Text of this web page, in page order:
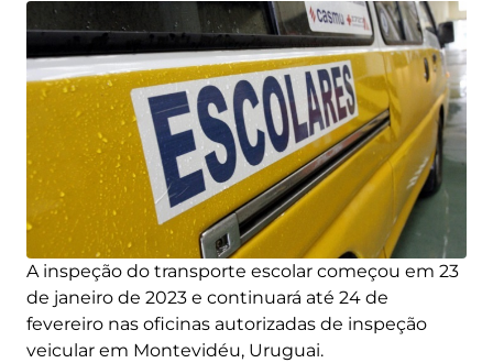
A inspeção do transporte escolar começou em 23
de janeiro de 2023 e continuará até 24 de
fevereiro nas oficinas autorizadas de inspeção
veicular em Montevidéu, Uruguai.